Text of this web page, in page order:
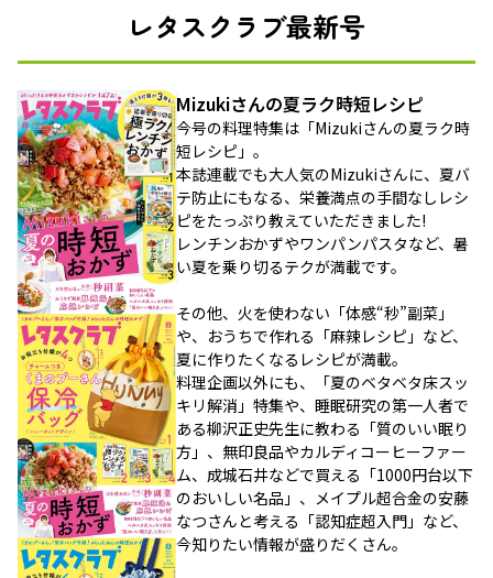
レタスクラブ最新号
Mizukiさんの夏ラク時短レシピ
今号の料理特集は「Mizukiさんの夏ラク時
短レシピ」。
本誌連載でも大人気のMizukiさんに、夏バ
テ防止にもなる、栄養満点の手間なしレシ
ピをたっぷり教えていただきました!
レンチンおかずやワンパンパスタなど、暑
い夏を乗り切るテクが満載です。
その他、火を使わない「体感“秒”副菜」
や、おうちで作れる「麻辣レシピ」など、
夏に作りたくなるレシピが満載。
料理企画以外にも、「夏のベタベタ床スッ
キリ解消」特集や、睡眠研究の第一人者で
ある柳沢正史先生に教わる「質のいい眠り
方」、無印良品やカルディコーヒーファー
ム、成城石井などで買える「1000円台以下
のおいしい名品」、メイプル超合金の安藤
なつさんと考える「認知症超入門」など、
今知りたい情報が盛りだくさん。